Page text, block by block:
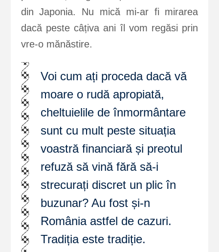
din Japonia. Nu mică mi-ar fi mirarea
dacă peste câțiva ani îl vom regăsi prin
vre-o mănăstire.
Voi cum ați proceda dacă vă
moare o rudă apropiată,
cheltuielile de înmormântare
sunt cu mult peste situația
voastră financiară și preotul
refuză să vină fără să-i
strecurați discret un plic în
buzunar? Au fost și-n
România astfel de cazuri.
Tradiția este tradiție.